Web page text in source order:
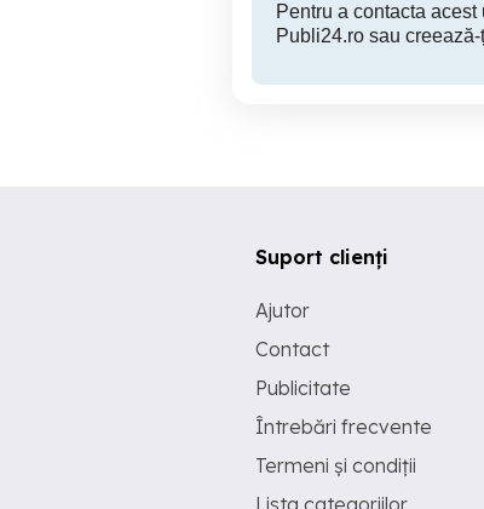
Pentru a contacta
Publi24.ro sau
Suport clienți
Ajutor
Contact
Publicitate
Întrebări frecvente
Termeni și condiții
Lista categoriilor